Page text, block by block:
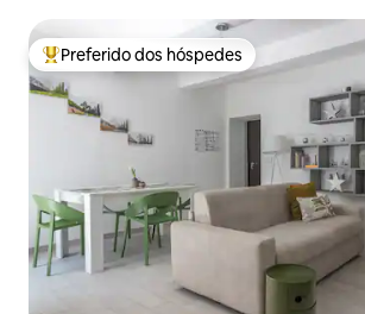
Entre os melhores preferidos dos hóspedes
Preferido dos hóspedes